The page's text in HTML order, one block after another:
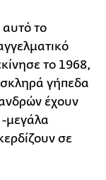
αυτό το
το 1968,
σκληρά γήπεδα
έχουν
-μεγάλα
σε